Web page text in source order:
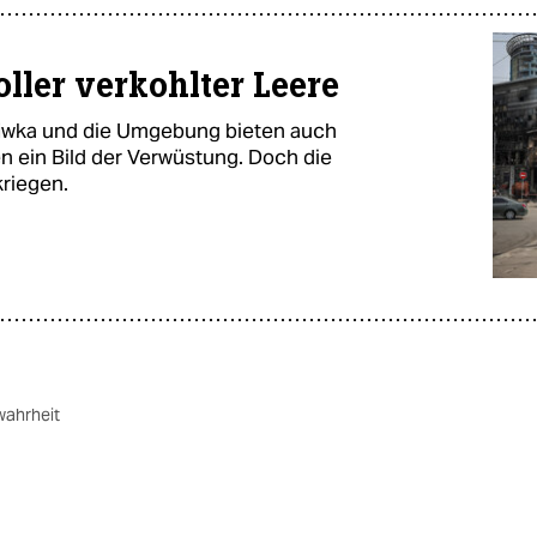
verkohlter Leere
und die Umgebung bieten auch
ein Bild der Verwüstung. Doch die